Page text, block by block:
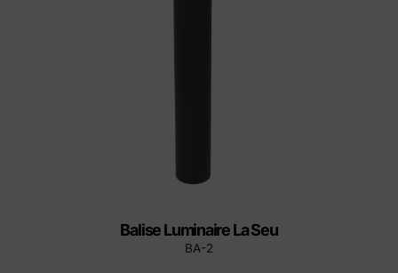
Balise Luminaire La Seu
BA-2